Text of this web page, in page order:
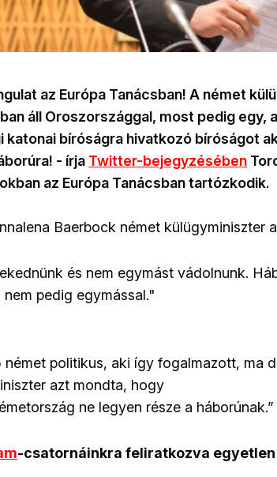
az Európa Tanácsban! A német
áll Oroszországgal, most pedig egy,
katonai bíróságra hivatkozó bíróságot
- írja Twitter-bejegyzésében
az Európa Tanácsban tartózkodik.
Baerbock német külügyminiszter
és nem egymást vádolnunk.
pedig egymással."
német politikus, aki így fogalmazott, ma
azt mondta, hogy
ne legyen része a háborúnak.”
-csatornáinkra feliratkozva